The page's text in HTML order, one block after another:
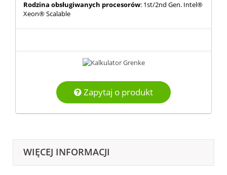
Rodzina obsługiwanych procesorów: 1st/2nd Gen. Intel®
Xeon® Scalable
Zapytaj o produkt
WIĘCEJ INFORMACJI